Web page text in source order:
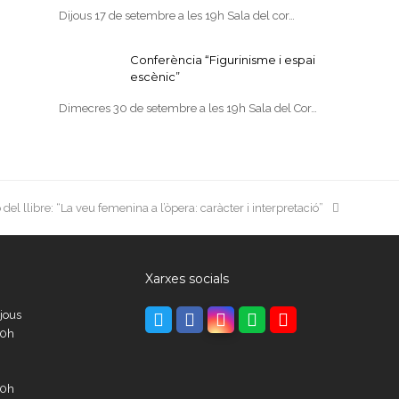
Dijous 17 de setembre a les 19h Sala del cor…
Conferència “Figurinisme i espai
escènic”
Dimecres 30 de setembre a les 19h Sala del Cor…
del llibre: “La veu femenina a l’òpera: caràcter i interpretació”
Xarxes socials
TwitterFacebook
InstagramWhatsapp
Youtube